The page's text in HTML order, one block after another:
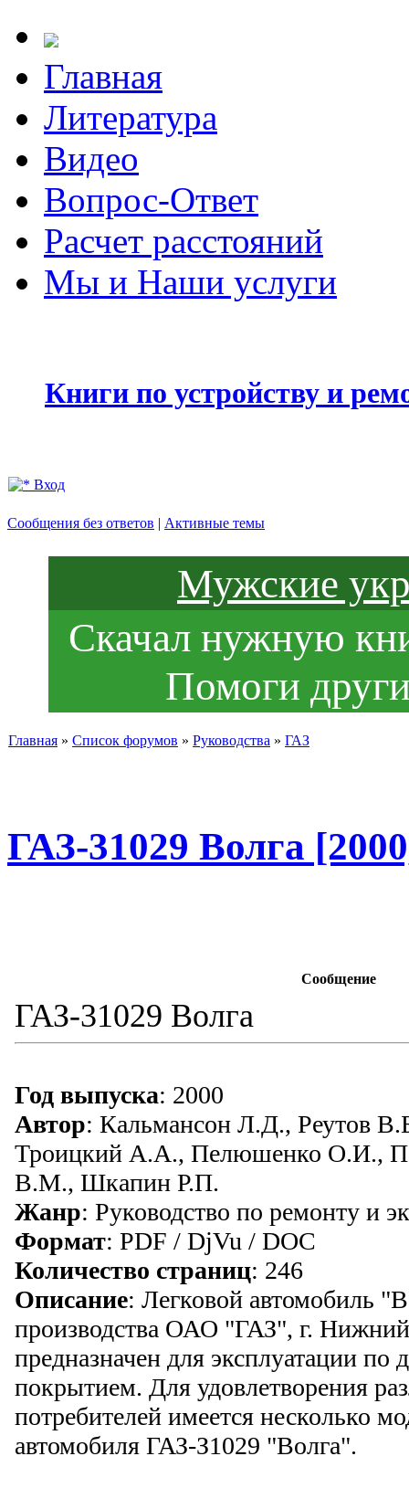
Главная
Литература
Видео
Вопрос-Ответ
Расчет расстояний
Мы и Наши услуги
Книги по устройству и
Вход
Сообщения без ответов | Активные темы
Мужские
Скачал нужную
Помоги
Главная » Список форумов » Руководства » ГАЗ
ГАЗ-31029 Волга
Сообщение
ГАЗ-31029 Волга
Год выпуска: 2000
Автор: Кальмансон Л.Д., Реутов
Троицкий А.А., Пелюшенко О.И.,
В.М., Шкапин Р.П.
Жанр: Руководство по ремонту и
Формат: PDF / DjVu / DOC
Количество страниц: 246
Описание: Легковой автомобиль
производства ОАО "ГАЗ", г.
предназначен для эксплуатации по
покрытием. Для удовлетворения
потребителей имеется несколько
автомобиля ГАЗ-З1029 "Волга".